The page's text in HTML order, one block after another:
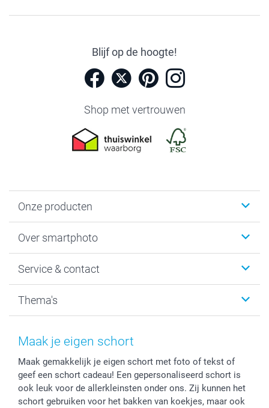
Blijf op de hoogte!
Shop met vertrouwen
Onze producten
Fotoboeken
Fotocadeaus
Kaarten
Over smartphoto
Vacatures
Bestelproces
Herroepingsrecht
Cookiebeleid
Reviews
Prijslijst
Service & contact
Tevredenheidsgarantie
Mijn orderstatus
smartfriends
service@smartphoto.nl
Affiliate partnerprogramma
Thema's
Baby
Vaderdag
Huwelijk
Maak je eigen schort
Maak gemakkelijk je eigen schort met foto of tekst of
geef een schort cadeau! Een gepersonaliseerd schort is
ook leuk voor de allerkleinsten onder ons. Zij kunnen het
schort gebruiken voor het bakken van koekjes, maar ook